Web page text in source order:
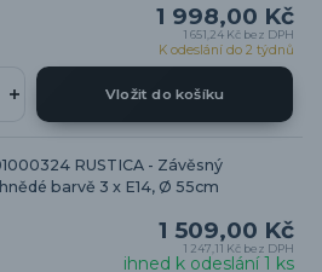
1 998,00 Kč
1 651,24 Kč bez DPH
K odeslání do 2 týdnů
Vložit do košíku
RUSTICA - Závěsný
barvě 3 x E14, Ø 55cm
1 509,00 Kč
1 247,11 Kč bez DPH
ihned k odeslání 1 ks